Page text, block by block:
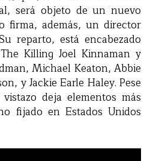
será objeto de un nuevo
firma, además, un director
reparto, está encabezado
Killing Joel Kinnaman y
Michael Keaton, Abbie
y Jackie Earle Haley. Pese
deja elementos más
fijado en Estados Unidos